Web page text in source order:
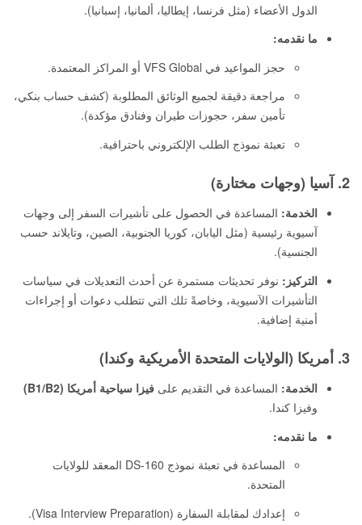
الدول الأعضاء (مثل فرنسا، إيطاليا، ألمانيا، إسبانيا).
ما نقدمه:
حجز المواعيد في VFS Global أو المراكز المعتمدة.
مراجعة دقيقة لجميع الوثائق المطلوبة (كشف حساب بنكي،
تأمين سفر، حجوزات طيران وفنادق مؤكدة).
تعبئة نموذج الطلب الإلكتروني باحترافية.
2. آسيا (وجهات مختارة)
الخدمة: المساعدة في الحصول على تأشيرات السفر إلى وجهات
آسيوية رئيسية (مثل اليابان، كوريا الجنوبية، الصين، وتايلاند حسب
الجنسية).
التركيز: نوفر تحديثات مستمرة عن أحدث التعديلات في سياسات
التأشيرات الآسيوية، وخاصةً تلك التي تتطلب دعوات أو إجراءات
أمنية إضافية.
3. أمريكا (الولايات المتحدة الأمريكية وكندا)
الخدمة: المساعدة في التقديم على فيزا سياحية أمريكا (B1/B2)
وفيزا كندا.
ما نقدمه:
المساعدة في تعبئة نموذج DS-160 المعقد للولايات
المتحدة.
إعدادك لمقابلة السفارة (Visa Interview Preparation).